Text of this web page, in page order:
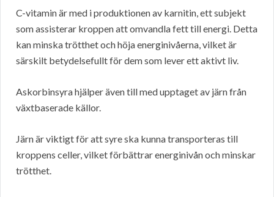
C-vitamin är med i produktionen av karnitin, ett subjekt
som assisterar kroppen att omvandla fett till energi. Detta
kan minska trötthet och höja energinivåerna, vilket är
särskilt betydelsefullt för dem som lever ett aktivt liv.
Askorbinsyra hjälper även till med upptaget av järn från
växtbaserade källor.
Järn är viktigt för att syre ska kunna transporteras till
kroppens celler, vilket förbättrar energinivån och minskar
trötthet.